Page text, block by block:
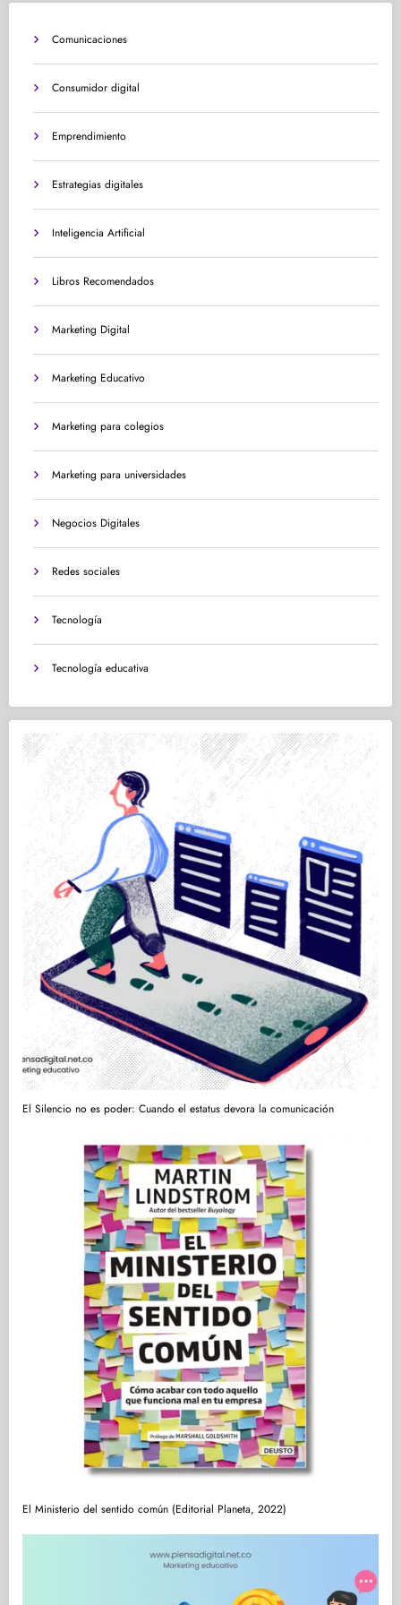
Comunicaciones
Consumidor digital
Emprendimiento
Estrategias digitales
Inteligencia Artificial
Libros Recomendados
Marketing Digital
Marketing Educativo
Marketing para colegios
Marketing para universidades
Negocios Digitales
Redes sociales
Tecnología
Tecnología educativa
El Silencio no es poder: Cuando el estatus devora la comunicación
El Ministerio del sentido común (Editorial Planeta, 2022)